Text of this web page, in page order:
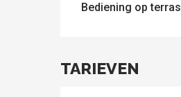
Bediening op terras
TARIEVEN